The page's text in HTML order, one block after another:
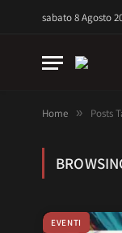
sabato 8 Agosto
Home » Posts
EVENTI